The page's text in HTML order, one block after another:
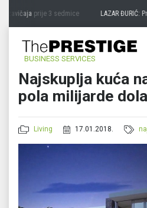
zavičajaprije 3 sedmice LAZAR ĐURIĆ:
BUSINESS SERVICES
Najskuplja kuća
pola milijarde
Living 17.01.2018.